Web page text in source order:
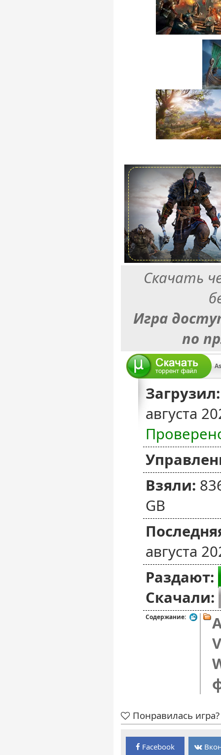
Скачать
Игра
по
Загрузил:
августа
Взяли:
GB
августа
Раздают:
Скачали:
Содержание:
Понравилась
Facebook